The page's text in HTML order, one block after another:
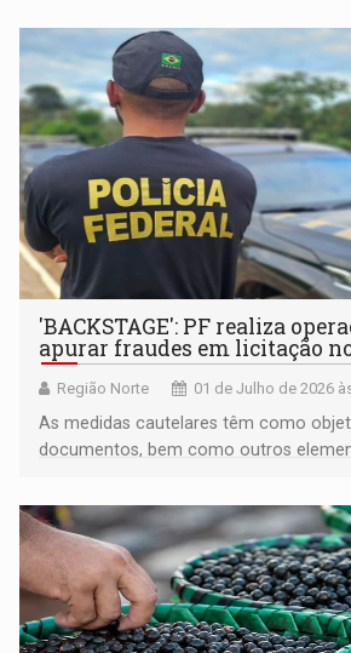
'BACKSTAGE': PF realiza
apurar fraudes em licitação
Região Norte 01 de Julho de 2026
As medidas cautelares têm como
documentos, bem como outros